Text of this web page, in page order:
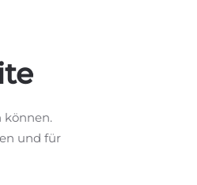
können.
und für